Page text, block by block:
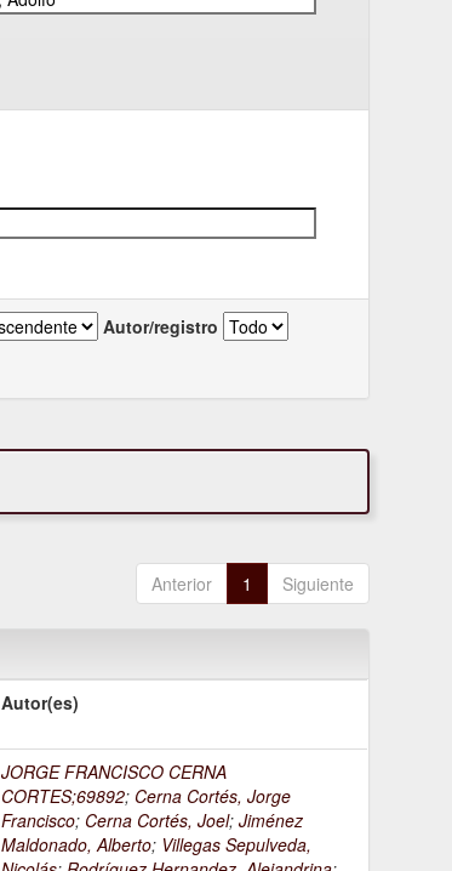
Autor/registro
Anterior 1 Siguiente
Autor(es)
JORGE FRANCISCO CERNA
CORTES;69892; Cerna Cortés, Jorge
Francisco; Cerna Cortés, Joel;Jiménez
Maldonado, Alberto; Villegas Sepulveda,